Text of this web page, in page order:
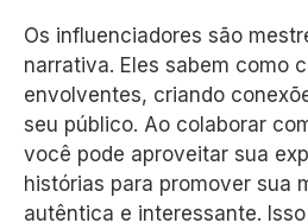
Os influenciadores são
narrativa. Eles sabem como
envolventes, criando
seu público. Ao colaborar
você pode aproveitar sua
histórias para promover sua
autêntica e interessante.